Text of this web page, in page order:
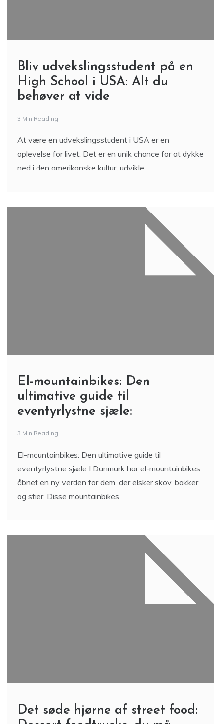
Bliv udvekslingsstudent på en
High School i USA: Alt du
behøver at vide
3 Min Reading
At være en udvekslingsstudent i USA er en
oplevelse for livet. Det er en unik chance for at dykke
ned i den amerikanske kultur, udvikle
El-mountainbikes: Den
ultimative guide til
eventyrlystne sjæle:
3 Min Reading
El-mountainbikes: Den ultimative guide til
eventyrlystne sjæle I Danmark har el-mountainbikes
åbnet en ny verden for dem, der elsker skov, bakker
og stier. Disse mountainbikes
Det søde hjørne af street food: